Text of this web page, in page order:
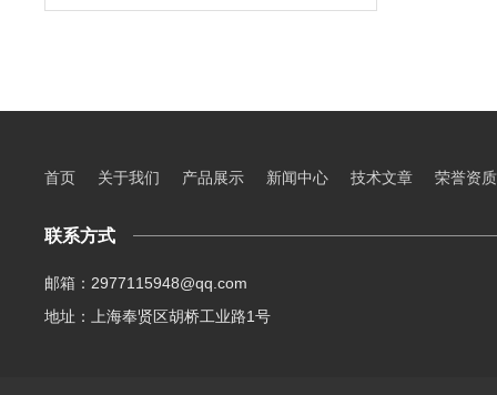
首页 关于我们 产品展示 新闻中心 技术文章 荣誉资质
联系方式
邮箱：2977115948@qq.com
地址：上海奉贤区胡桥工业路1号